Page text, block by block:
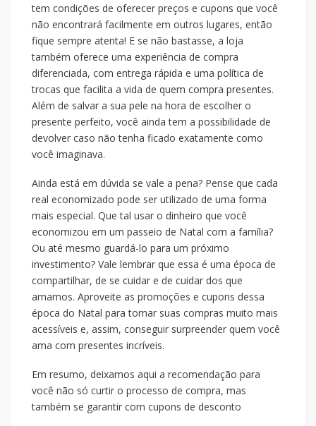
tem condições de oferecer preços e cupons que você
não encontrará facilmente em outros lugares, então
fique sempre atenta! E se não bastasse, a loja
também oferece uma experiência de compra
diferenciada, com entrega rápida e uma política de
trocas que facilita a vida de quem compra presentes.
Além de salvar a sua pele na hora de escolher o
presente perfeito, você ainda tem a possibilidade de
devolver caso não tenha ficado exatamente como
você imaginava.
Ainda está em dúvida se vale a pena? Pense que cada
real economizado pode ser utilizado de uma forma
mais especial. Que tal usar o dinheiro que você
economizou em um passeio de Natal com a família?
Ou até mesmo guardá-lo para um próximo
investimento? Vale lembrar que essa é uma época de
compartilhar, de se cuidar e de cuidar dos que
amamos. Aproveite as promoções e cupons dessa
época do Natal para tornar suas compras muito mais
acessíveis e, assim, conseguir surpreender quem você
ama com presentes incríveis.
Em resumo, deixamos aqui a recomendação para
você não só curtir o processo de compra, mas
também se garantir com cupons de desconto